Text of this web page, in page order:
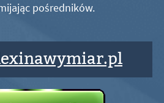
pośredników.